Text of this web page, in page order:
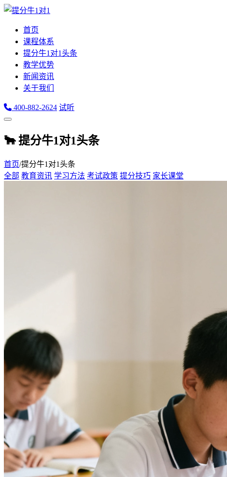
首页
课程体系
提分牛1对1头条
教学优势
新闻资讯
关于我们
400-882-2624 试听
🐂 提分牛1对1头条
首页/提分牛1对1头条
全部 教育资讯 学习方法 考试政策 提分技巧 家长课堂